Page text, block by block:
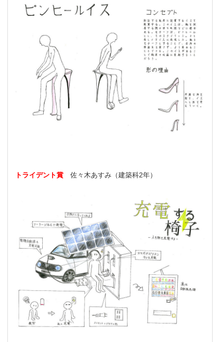
トライデント賞 佐々木あすみ（建築科2年）